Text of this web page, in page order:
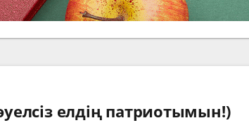
елдің патриотымын!)